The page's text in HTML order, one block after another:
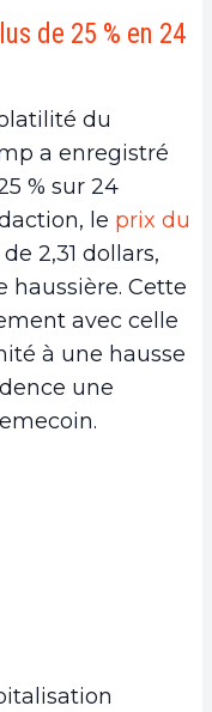
de 25 % en 24
du
a enregistré
% sur 24
le prix du
2,31 dollars,
Cette
avec celle
à une hausse
une